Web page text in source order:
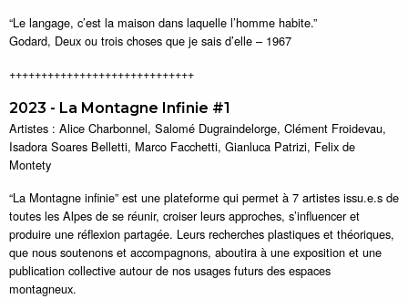
“Le langage, c’est la maison dans laquelle l’homme habite.”
Godard, Deux ou trois choses que je sais d’elle – 1967
+++++++++++++++++++++++++++++
2023 - La Montagne Infinie #1
Artistes : Alice Charbonnel, Salomé Dugraindelorge, Clément Froidevau,
Isadora Soares Belletti, Marco Facchetti, Gianluca Patrizi, Felix de
Montety
“La Montagne infinie” est une plateforme qui permet à 7 artistes issu.e.s de
toutes les Alpes de se réunir, croiser leurs approches, s’influencer et
produire une réflexion partagée. Leurs recherches plastiques et théoriques,
que nous soutenons et accompagnons, aboutira à une exposition et une
publication collective autour de nos usages futurs des espaces
montagneux.